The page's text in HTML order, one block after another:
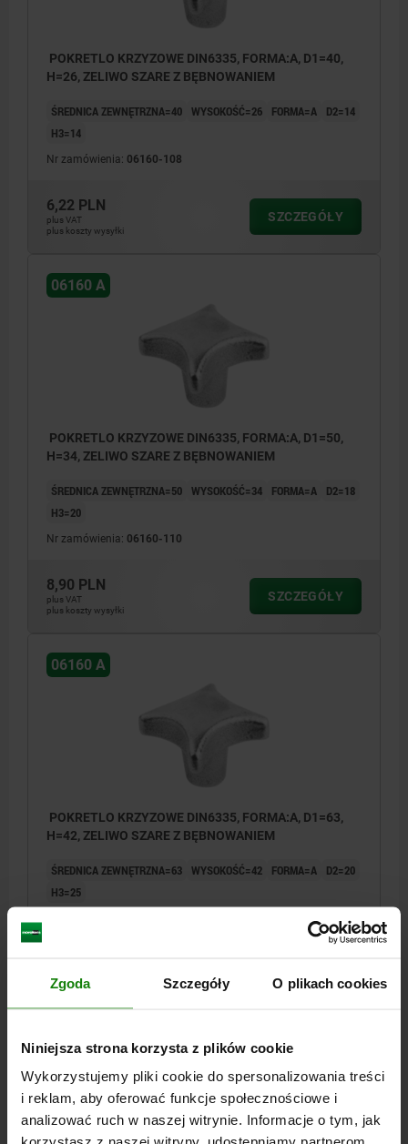
Zgoda Szczegóły O plikach cookies
Niniejsza strona korzysta z plików cookie
Wykorzystujemy pliki cookie do spersonalizowania treści
i reklam, aby oferować funkcje społecznościowe i
analizować ruch w naszej witrynie. Informacje o tym, jak
POKRETLO KRZYZOWE DIN6335, FORMA:A, D1=40,
H=26, ZELIWO SZARE Z BĘBNOWANIEM
ŚREDNICA ZEWNĘTRZNA=40 WYSOKOŚĆ=26 FORMA=A
D2=14
H3=14
Nr zamówienia: 06160-108
6,22 PLN
plus VAT
plus koszty wysyłki
SZCZEGÓŁY
06160 A
POKRETLO KRZYZOWE DIN6335, FORMA:A, D1=50,
H=34, ZELIWO SZARE Z BĘBNOWANIEM
ŚREDNICA ZEWNĘTRZNA=50 WYSOKOŚĆ=34 FORMA=A
D2=18
H3=20
Nr zamówienia: 06160-110
8,90 PLN
plus VAT
plus koszty wysyłki
SZCZEGÓŁY
06160 A
POKRETLO KRZYZOWE DIN6335, FORMA:A, D1=63,
H=42, ZELIWO SZARE Z BĘBNOWANIEM
ŚREDNICA ZEWNĘTRZNA=63 WYSOKOŚĆ=42 FORMA=A
D2=20
H3=25
plus VAT
plus koszty wysyłki
SZCZEGÓŁY
06160 A